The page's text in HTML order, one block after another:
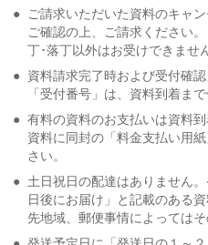
●
ご請求いただいた資料のキャ
ご確認の上、ご請求ください
丁･落丁以外はお受けできませ
● 資料請求完了時および受付確
「受付番号」は、資料到着ま
● 有料の資料のお支払いは資料
資料に同封の「料金支払い用
さい。
● 土日祝日の配達はありません
日後にお届け」と記載のある
先地域、郵便事情によってはそ